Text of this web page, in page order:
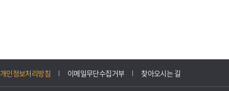
개인정보처리방침 이메일무단수집거부 찾아오시는 길